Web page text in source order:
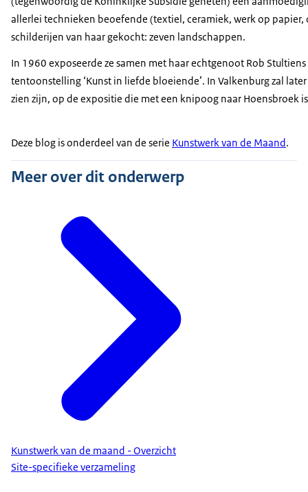
allerlei technieken beoefende (textiel, ceramiek, werk op
schilderijen van haar gekocht: zeven landschappen.
In 1960 exposeerde ze samen met haar echtgenoot Rob
tentoonstelling ‘Kunst in liefde bloeiende’. In Valkenburg zal
zien zijn, op de expositie die met een knipoog naar Hoensbroek
Deze blog is onderdeel van de serie Kunstwerk van de Maand.
Meer over dit onderwerp
Kunstwerk van de maand - Overzicht
Site-specifieke verzameling